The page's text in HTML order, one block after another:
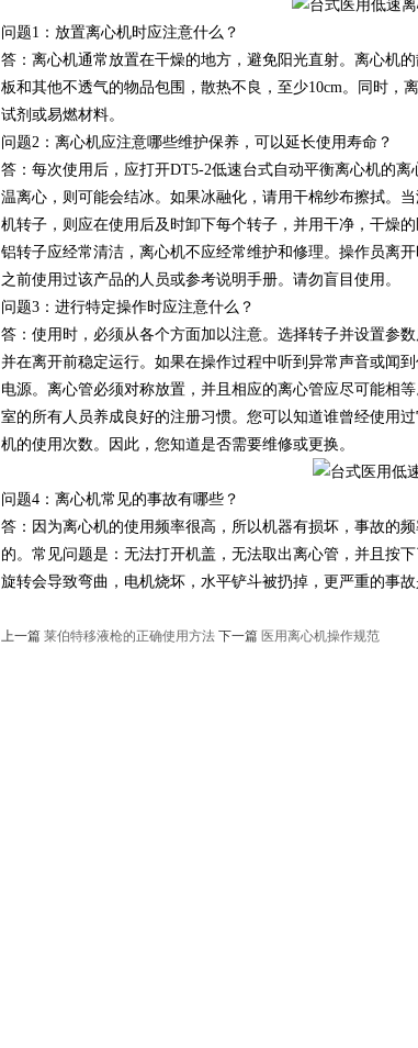
问题1：放置离心机时应注意什么？
答：离心机通常放置在干燥的地方，避免阳光直射。离心机
板和其他不透气的物品包围，散热不良，至少10cm。同时，
试剂或易燃材料。
问题2：离心机应注意哪些维护保养，可以延长使用寿命？
答：每次使用后，应打开DT5-2低速台式自动平衡离心机的离
温离心，则可能会结冰。如果冰融化，请用干棉纱布擦拭。
机转子，则应在使用后及时卸下每个转子，并用干净，干燥
铝转子应经常清洁，离心机不应经常维护和修理。操作员离
之前使用过该产品的人员或参考说明手册。请勿盲目使用。
问题3：进行特定操作时应注意什么？
答：使用时，必须从各个方面加以注意。选择转子并设置参
并在离开前稳定运行。如果在操作过程中听到异常声音或闻
电源。离心管必须对称放置，并且相应的离心管应尽可能相
室的所有人员养成良好的注册习惯。您可以知道谁曾经使用
机的使用次数。因此，您知道是否需要维修或更换。
问题4：离心机常见的事故有哪些？
答：因为离心机的使用频率很高，所以机器有损坏，事故的
的。常见问题是：无法打开机盖，无法取出离心管，并且按
旋转会导致弯曲，电机烧坏，水平铲斗被扔掉，更严重的事故
上一篇 莱伯特移液枪的正确使用方法 下一篇 医用离心机操作规范